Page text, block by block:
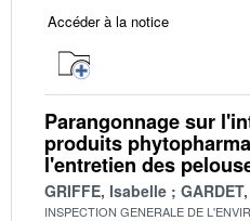
Accéder à la notice
Parangonnage sur
produits
l'entretien des
GRIFFE, Isabelle
INSPECTION GENERALE DE